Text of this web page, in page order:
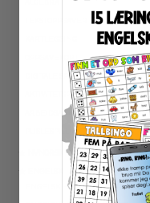
DIGITALE SPILL
AKTIVITETSPAKKER
ARBEIDSARK
ENGELSK HØYFREKVENTE ORD